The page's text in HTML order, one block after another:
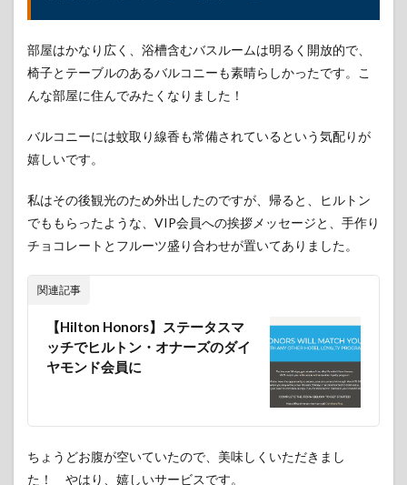
ゴー
ント
ライ
アン
グル
帰り
旅行
りに
部屋はかなり広く、浴槽含むバスルームは明るく開放的で、
椅子とテーブルのあるバルコニーも素晴らしかったです。こ
んな部屋に住んでみたくなりました！
バルコニーには蚊取り線香も常備されているという気配りが
嬉しいです。
私はその後観光のため外出したのですが、帰ると、ヒルトン
でももらったような、VIP会員への挨拶メッセージと、手作り
チョコレートとフルーツ盛り合わせが置いてありました。
関連記事
【Hilton Honors】ステータスマ
ッチでヒルトン・オナーズのダイ
ヤモンド会員に
ちょうどお腹が空いていたので、美味しくいただきまし
た！ やはり、嬉しいサービスです。